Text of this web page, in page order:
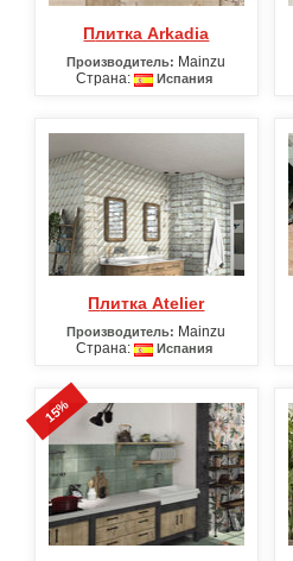
Плитка Arkadia
Производитель: Mainzu
Страна:
Испания
Плитка Atelier
Производитель: Mainzu
Страна:
Испания
15%